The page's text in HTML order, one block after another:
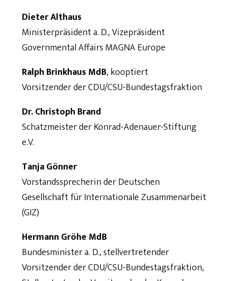
Dieter Althaus
Ministerpräsident a. D., Vizepräsident
Governmental Affairs MAGNA Europe
Ralph Brinkhaus MdB, kooptiert
Vorsitzender der CDU/CSU-Bundestagsfraktion
Dr. Christoph Brand
Schatzmeister der Konrad-Adenauer-Stiftung
e.V.
Tanja Gönner
Vorstandssprecherin der Deutschen
Gesellschaft für Internationale Zusammenarbeit
(GIZ)
Hermann Gröhe MdB
Bundesminister a. D., stellvertretender
Vorsitzender der CDU/CSU-Bundestagsfraktion,